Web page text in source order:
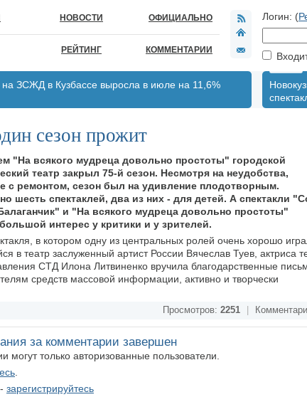
НОВОСТИ ОФИЦИАЛЬНО
РЕЙТИНГ КОММЕНТАРИИ
Логин: (
на ЗСЖД в Кузбассе выросла в июле на 11,6%
сезон прожит
"На всякого мудреца довольно простоты" городской
театр закрыл 75-й сезон. Несмотря на неудобства,
с ремонтом, сезон был на удивление плодотворным.
шесть спектаклей, два из них - для детей. А спектакли
и "На всякого мудреца довольно простоты"
интерес у критики и у зрителей.
в котором одну из центральных ролей очень хорошо
в театр заслуженный артист России Вячеслав Туев, актриса
СТД Илона Литвиненко вручила благодарственные
средств массовой информации, активно и творчески
Просмотров: 2251
за комментарии завершен
могут только авторизованные пользователи.
зарегистрируйтесь